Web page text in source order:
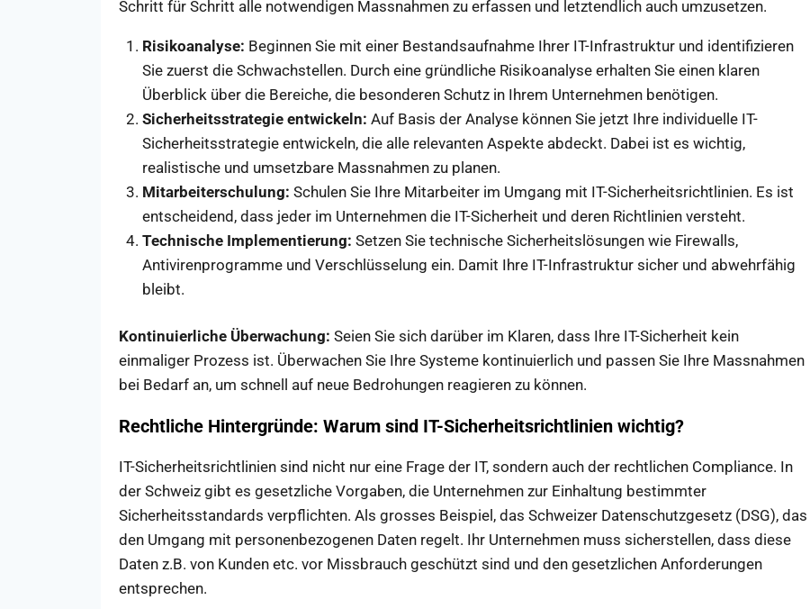
Schritt für Schritt alle notwendigen Massnahmen zu erfassen und letztendlich auch umzusetzen.
Risikoanalyse: Beginnen Sie mit einer Bestandsaufnahme Ihrer IT-Infrastruktur und identifizieren
Sie zuerst die Schwachstellen. Durch eine gründliche Risikoanalyse erhalten Sie einen klaren
Überblick über die Bereiche, die besonderen Schutz in Ihrem Unternehmen benötigen.
Sicherheitsstrategie entwickeln: Auf Basis der Analyse können Sie jetzt Ihre individuelle IT-
Sicherheitsstrategie entwickeln, die alle relevanten Aspekte abdeckt. Dabei ist es wichtig,
realistische und umsetzbare Massnahmen zu planen.
Mitarbeiterschulung: Schulen Sie Ihre Mitarbeiter im Umgang mit IT-Sicherheitsrichtlinien. Es ist
entscheidend, dass jeder im Unternehmen die IT-Sicherheit und deren Richtlinien versteht.
Technische Implementierung: Setzen Sie technische Sicherheitslösungen wie Firewalls,
Antivirenprogramme und Verschlüsselung ein. Damit Ihre IT-Infrastruktur sicher und abwehrfähig
bleibt.
Kontinuierliche Überwachung: Seien Sie sich darüber im Klaren, dass Ihre IT-Sicherheit kein
einmaliger Prozess ist. Überwachen Sie Ihre Systeme kontinuierlich und passen Sie Ihre Massnahmen
bei Bedarf an, um schnell auf neue Bedrohungen reagieren zu können.
Rechtliche Hintergründe: Warum sind IT-Sicherheitsrichtlinien wichtig?
IT-Sicherheitsrichtlinien sind nicht nur eine Frage der IT, sondern auch der rechtlichen Compliance. In
der Schweiz gibt es gesetzliche Vorgaben, die Unternehmen zur Einhaltung bestimmter
Sicherheitsstandards verpflichten. Als grosses Beispiel, das Schweizer Datenschutzgesetz (DSG), das
den Umgang mit personenbezogenen Daten regelt. Ihr Unternehmen muss sicherstellen, dass diese
Daten z.B. von Kunden etc. vor Missbrauch geschützt sind und den gesetzlichen Anforderungen
entsprechen.